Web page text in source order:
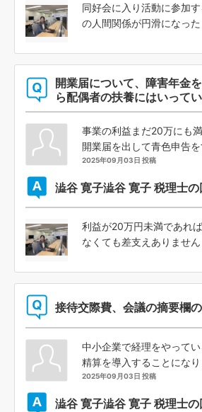
同好会に入り活動に参加
の人間関係が円滑になっ
開業届について、障害年金
ら配偶者の扶養にはいって
事業の利益まだ20万にも満
開業届を出して青色申告
2025年09月03日 投稿
澁谷 寛子澁谷 寛子 税理士の
利益が20万円未満であれ
なくても差支えありませ
接待交際費、会議の摘要欄
中小企業で経理をやって
精算を導入することにな
2025年09月03日 投稿
澁谷 寛子澁谷 寛子 税理士の